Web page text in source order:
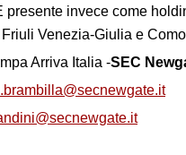
presente invece come
Venezia-Giulia e
Arriva Italia -SEC